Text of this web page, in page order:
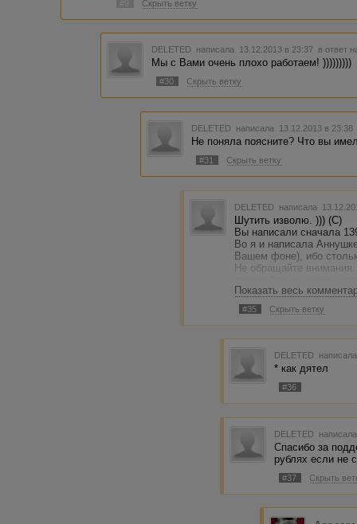
Скрыть ветку
DELETED написала 13.12.2013 в 23:37 в ответ
Мы с Вами очень плохо работаем! )))))))))
#30 Скрыть ветку
DELETED написала 13.12.2013 в
Не поняла поясните? Что вы
#31 Скрыть ветку
DELETED написала
Шутить изволю. ))) (С)
Вы написали сначала
Во я и написала
Вашем фоне), ибо
Не обращайте
а работы все не
усталость сказывается.
Вы не переживайте!
страшно непонятным.
помогут. )))
Показать весь
#35 Скрыть ветку
DELETED
* как дятел
#36
DELETED
Спасибо за
рублях если не
#37 Скрыть